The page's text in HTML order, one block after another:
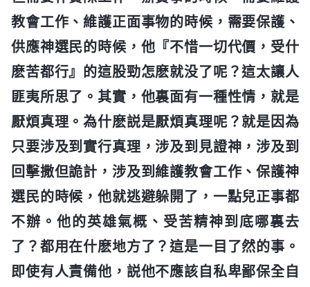
教會工作、維護正面事物的時候，需要保護、
供應神選民的時候，他『不惜一切代價，受什
麽苦都行』的這股勁怎麽就没了呢？這太讓人
匪夷所思了。其實，他裏面有一種性情，就是
厭煩真理。為什麽説是厭煩真理呢？就是因為
只要涉及到實行真理，涉及到見證神，涉及到
回擊撒但詭計，涉及到維護教會工作、保護神
選民的時候，他就逃避躲開了，一點兒正事都
不辦。他的英雄氣概、受苦精神到底哪裏去
了？都用在什麽地方了？這是一目了然的事。
即使有人責備他，説他不應該自私卑鄙保全自